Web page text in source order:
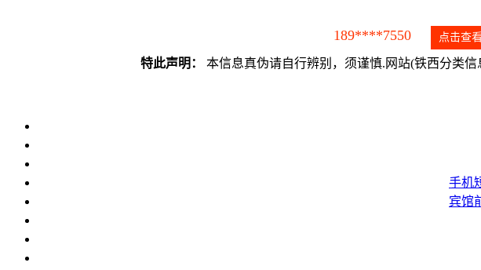
189****7550 点击查
特此声明： 本信息真伪请自行辨别，须谨慎.网站(铁西分类
手机
宾馆